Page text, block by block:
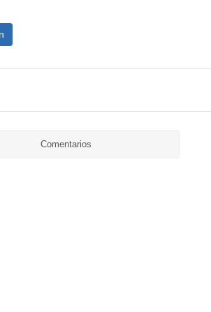
Comentarios